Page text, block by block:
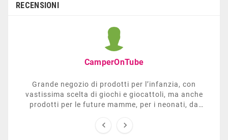
RECENSIONI
CamperOnTube
Grande negozio di prodotti per l’infanzia, con
vastissima scelta di giochi e giocattoli, ma anche
prodotti per le future mamme, per i neonati, da
sezione dedicata all’arredo giardino, giochi all’aperto,
 